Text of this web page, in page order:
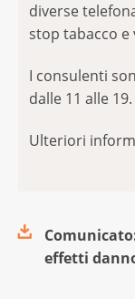
diverse
stop tabacco e
I consulenti
dalle 11 alle 19.
Ulteriori
effetti